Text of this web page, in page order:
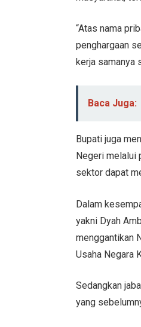
“Atas nama
penghargaan
kerja samanya
Baca Juga:
Bupati juga
Negeri melalui
sektor dapat
Dalam
yakni Dyah
menggantikan
Usaha Negara
Sedangkan
yang